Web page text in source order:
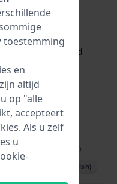
staal
ontspiegeld
kroon
)
handboek (English)
toestemming
en
altijd
op "alle
accepteert
Als u zelf
u